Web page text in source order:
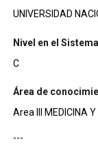
UNIVERSIDAD
Nivel en el
C
Área de
Area III
---